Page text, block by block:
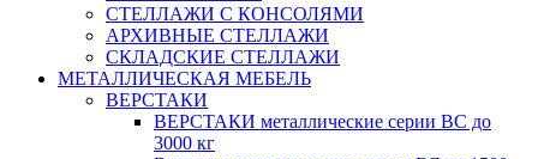
СТЕЛЛАЖИ С КОНСОЛЯМИ
АРХИВНЫЕ СТЕЛЛАЖИ
СКЛАДСКИЕ СТЕЛЛАЖИ
МЕТАЛЛИЧЕСКАЯ МЕБЕЛЬ
ВЕРСТАКИ
ВЕРСТАКИ металлические серии ВС до
3000 кг